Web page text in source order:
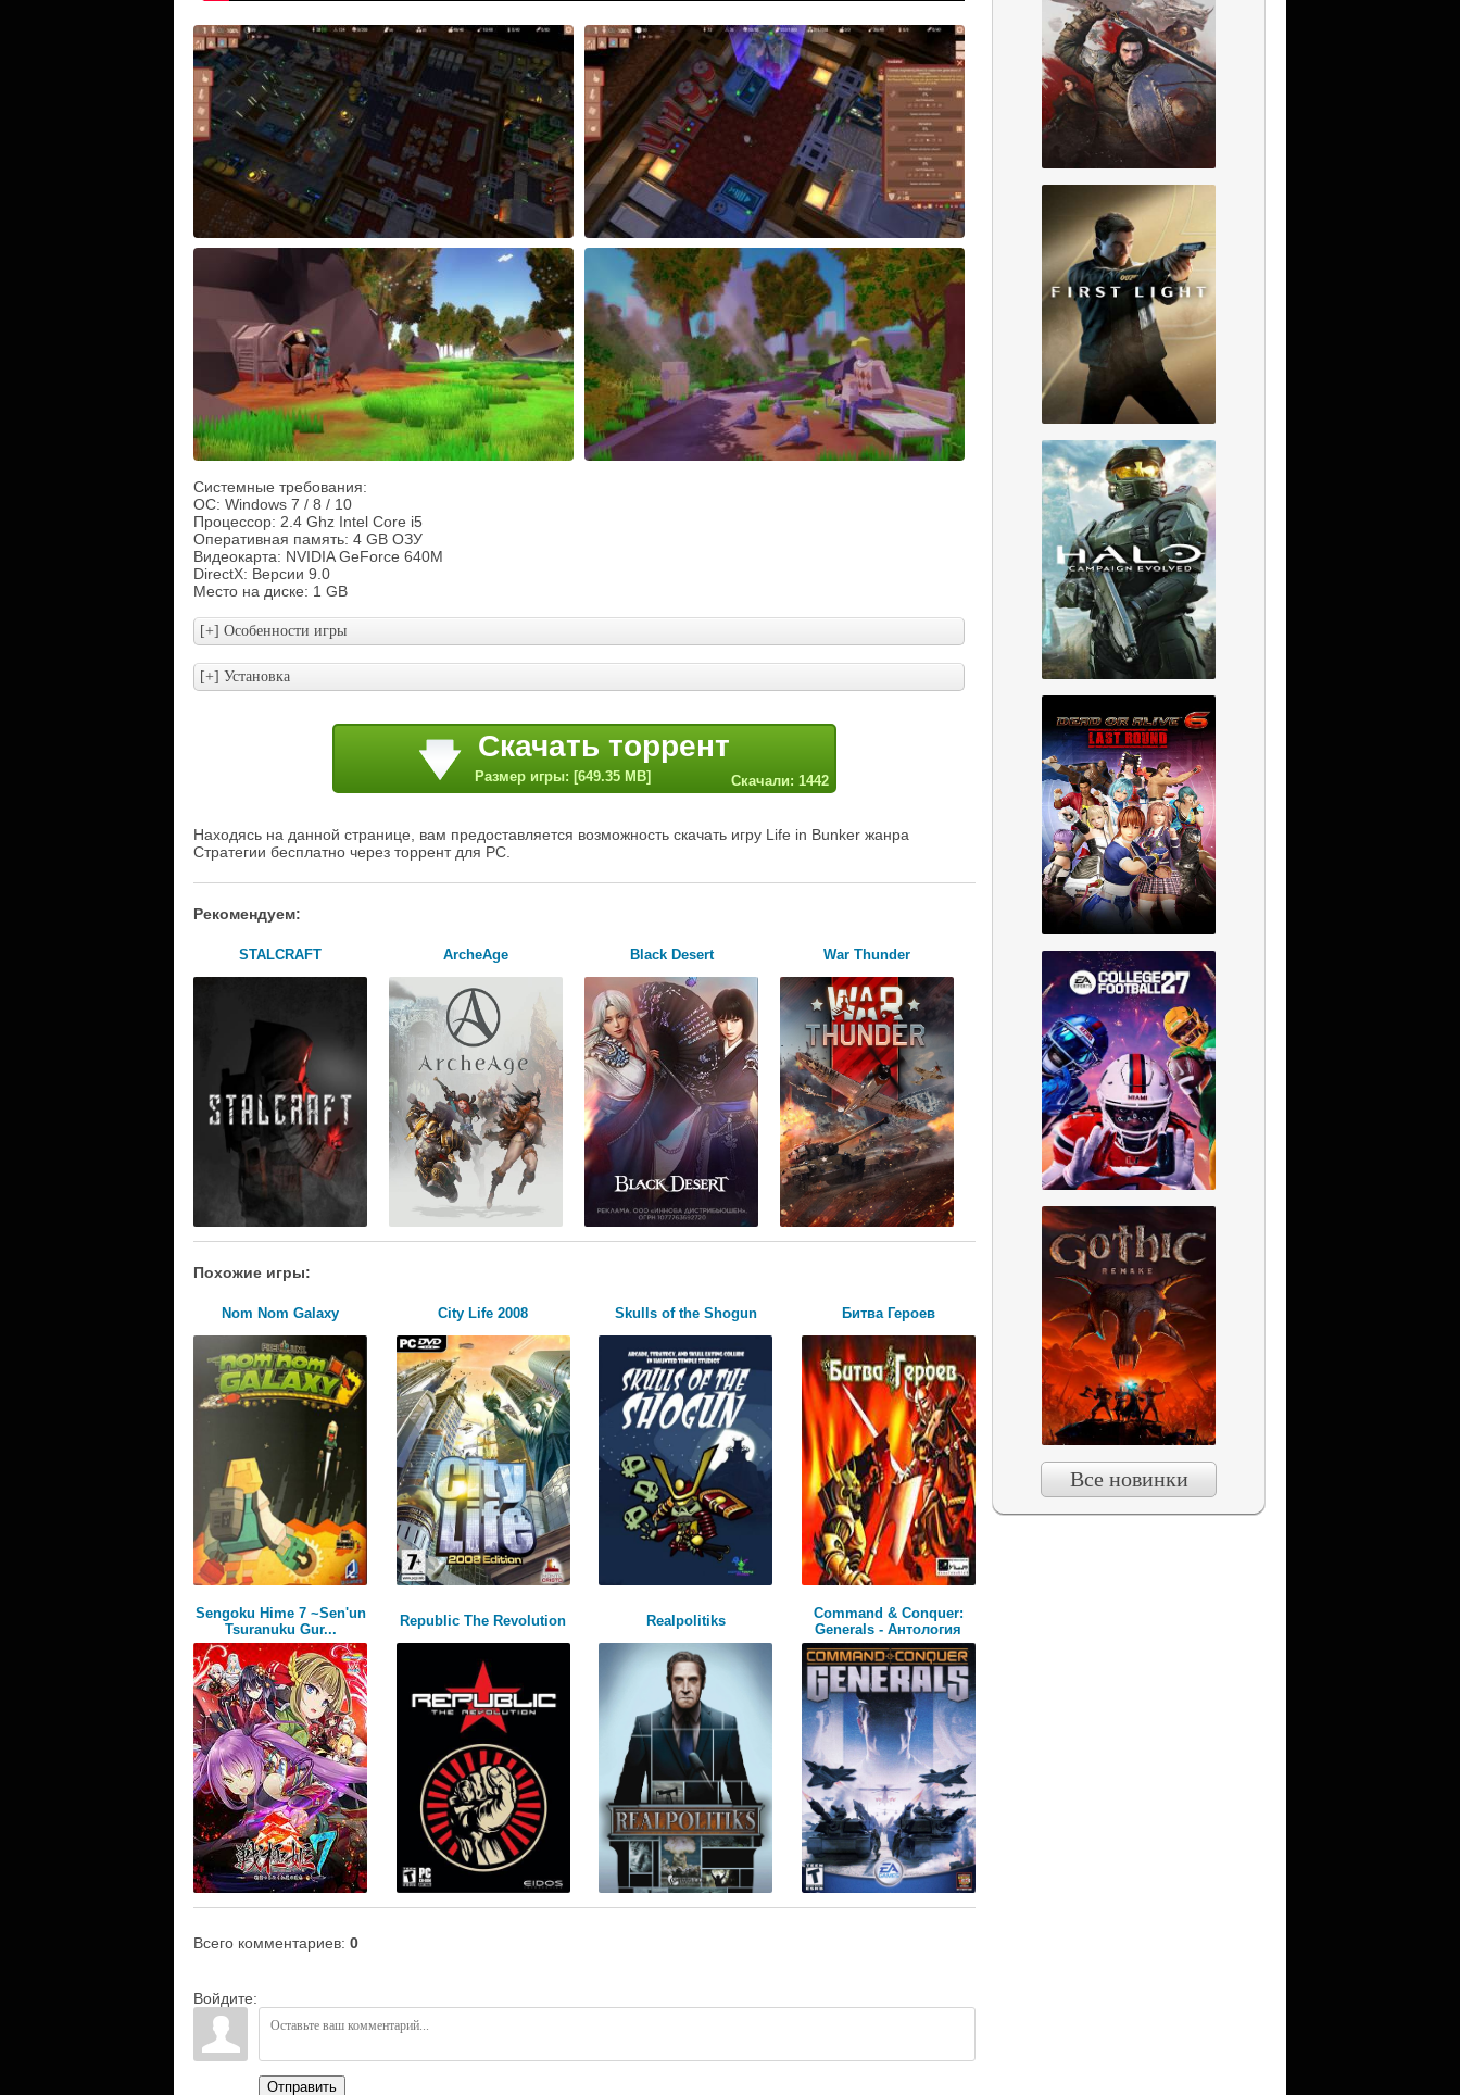
Системные требования:
ОС: Windows 7 / 8 / 10
Процессор: 2.4 Ghz Intel Core i5
Оперативная память: 4 GB ОЗУ
Видеокарта: NVIDIA GeForce 640M
DirectX: Версии 9.0
Место на диске: 1 GB
Скачать торрент
Размер игры: [649.35 MB] Скачали: 1442
Находясь на данной странице, вам предоставляется возможность скачать игру Life in Bunker жанра
Стратегии бесплатно через торрент для PC.
Рекомендуем:
STALCRAFT ArcheAge Black Desert War Thunder
Похожие игры:
Nom Nom Galaxy City Life 2008 Skulls of the Shogun Битва Героев
Sengoku Hime 7 ~Sen'un
Tsuranuku Gur...
Republic The Revolution Realpolitiks
Command & Conquer:
Generals - Антология
Всего комментариев: 0
Войдите:
Отправить
Все новинки